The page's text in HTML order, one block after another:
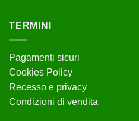
TERMINI
Pagamenti sicuri
Cookies Policy
Recesso e privacy
Condizioni di vendita